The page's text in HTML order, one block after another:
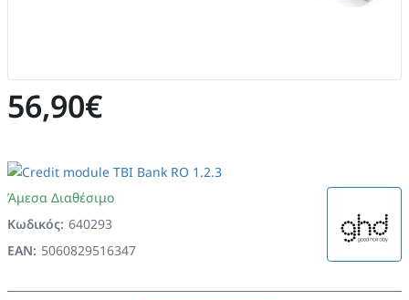
Άμεσα Διαθέσιμο
Κωδικός: 640293
EAN: 5060829516347
56,90€